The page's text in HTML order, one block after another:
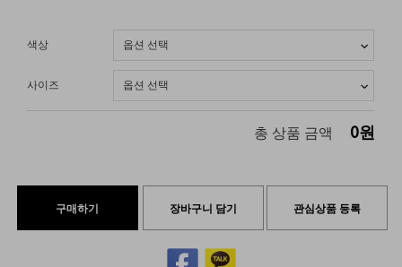
색상
사이즈
총 상품 금액 0원
구매하기 장바구니 담기 관심상품 등록